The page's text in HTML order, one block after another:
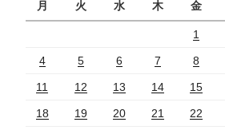
月
火 水 木 金
1
4 5 6 7 8
11 12 13 14 15
18 19 20 21 22